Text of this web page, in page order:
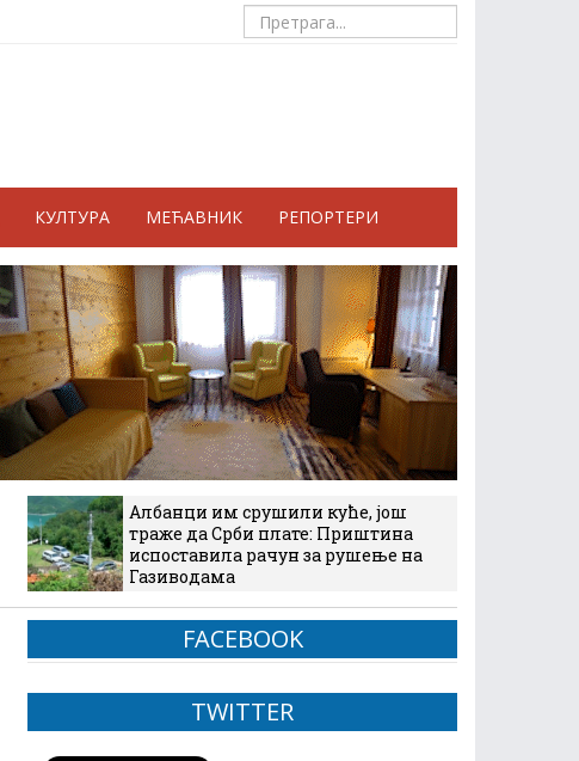
КУЛТУРА МЕЋАВНИК РЕПОРТЕРИ
Албанци им срушили куће, још
траже да Срби плате: Приштина
испоставила рачун за рушење на
Газиводама
FACEBOOK
TWITTER